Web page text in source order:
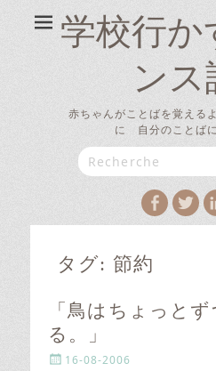
学校行か
ンス
赤ちゃんがことばを覚える
に 自分のことば
Search
for:
タグ: 節約
「鳥はちょっとず
る。」
P
16-08-2006